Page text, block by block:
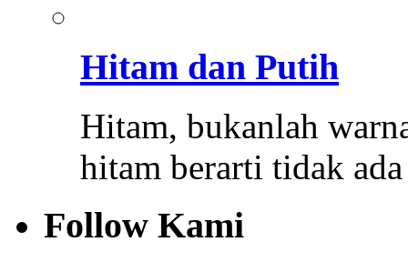
Hitam dan Putih
Hitam, bukanlah
hitam berarti tidak
Follow Kami